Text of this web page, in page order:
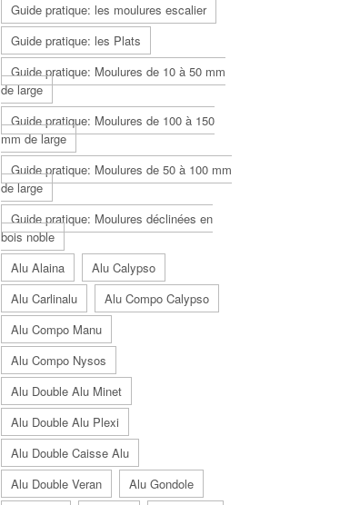
Guide pratique: les moulures escalier
Guide pratique: les Plats
Guide pratique: Moulures de 10 à 50 mm
de large
Guide pratique: Moulures de 100 à 150
mm de large
Guide pratique: Moulures de 50 à 100 mm
de large
Guide pratique: Moulures déclinées en
bois noble
Alu Alaina
Alu Calypso
Alu Carlinalu
Alu Compo Calypso
Alu Compo Manu
Alu Compo Nysos
Alu Double Alu Minet
Alu Double Alu Plexi
Alu Double Caisse Alu
Alu Double Veran
Alu Gondole